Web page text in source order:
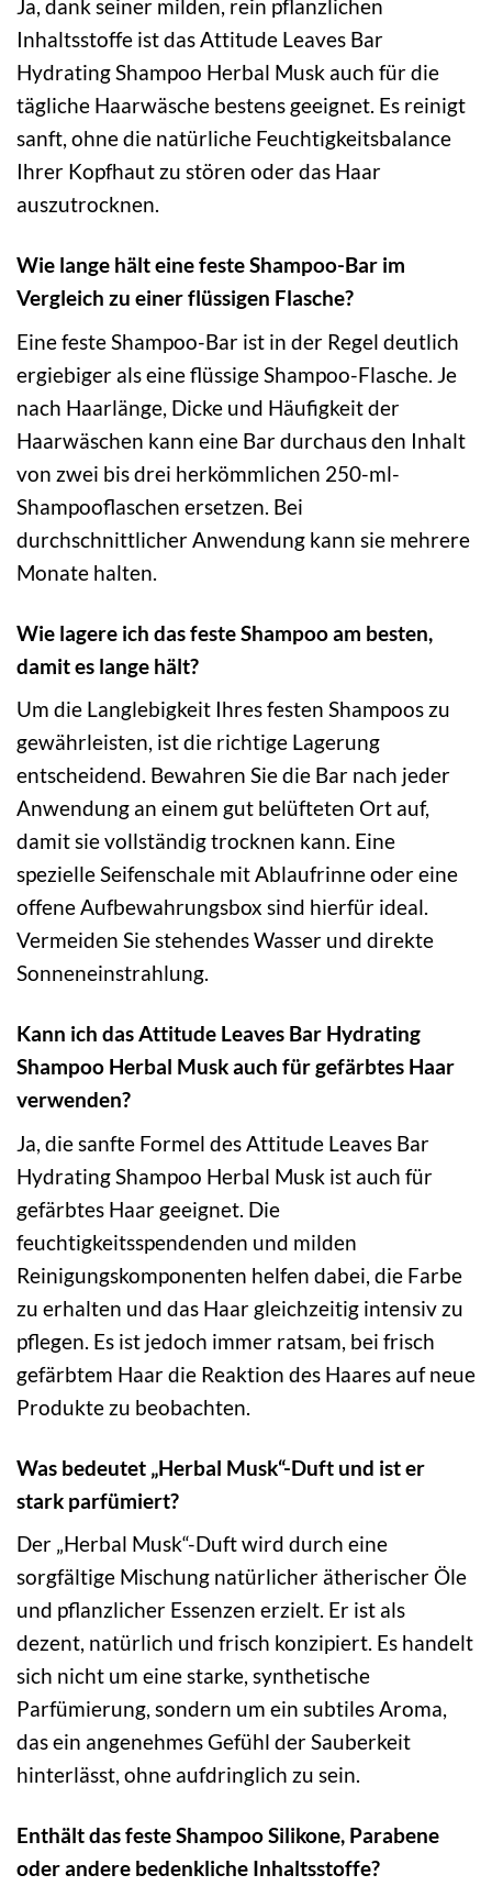
Ja, dank seiner milden, rein pflanzlichen
Inhaltsstoffe ist das Attitude Leaves Bar
Hydrating Shampoo Herbal Musk auch für die
tägliche Haarwäsche bestens geeignet. Es reinigt
sanft, ohne die natürliche Feuchtigkeitsbalance
Ihrer Kopfhaut zu stören oder das Haar
auszutrocknen.
Wie lange hält eine feste Shampoo-Bar im
Vergleich zu einer flüssigen Flasche?
Eine feste Shampoo-Bar ist in der Regel deutlich
ergiebiger als eine flüssige Shampoo-Flasche. Je
nach Haarlänge, Dicke und Häufigkeit der
Haarwäschen kann eine Bar durchaus den Inhalt
von zwei bis drei herkömmlichen 250-ml-
Shampooflaschen ersetzen. Bei
durchschnittlicher Anwendung kann sie mehrere
Monate halten.
Wie lagere ich das feste Shampoo am besten,
damit es lange hält?
Um die Langlebigkeit Ihres festen Shampoos zu
gewährleisten, ist die richtige Lagerung
entscheidend. Bewahren Sie die Bar nach jeder
Anwendung an einem gut belüfteten Ort auf,
damit sie vollständig trocknen kann. Eine
spezielle Seifenschale mit Ablaufrinne oder eine
offene Aufbewahrungsbox sind hierfür ideal.
Vermeiden Sie stehendes Wasser und direkte
Sonneneinstrahlung.
Kann ich das Attitude Leaves Bar Hydrating
Shampoo Herbal Musk auch für gefärbtes Haar
verwenden?
Ja, die sanfte Formel des Attitude Leaves Bar
Hydrating Shampoo Herbal Musk ist auch für
gefärbtes Haar geeignet. Die
feuchtigkeitsspendenden und milden
Reinigungskomponenten helfen dabei, die Farbe
zu erhalten und das Haar gleichzeitig intensiv zu
pflegen. Es ist jedoch immer ratsam, bei frisch
gefärbtem Haar die Reaktion des Haares auf neue
Produkte zu beobachten.
Was bedeutet „Herbal Musk“-Duft und ist er
stark parfümiert?
Der „Herbal Musk“-Duft wird durch eine
sorgfältige Mischung natürlicher ätherischer Öle
und pflanzlicher Essenzen erzielt. Er ist als
dezent, natürlich und frisch konzipiert. Es handelt
sich nicht um eine starke, synthetische
Parfümierung, sondern um ein subtiles Aroma,
das ein angenehmes Gefühl der Sauberkeit
hinterlässt, ohne aufdringlich zu sein.
Enthält das feste Shampoo Silikone, Parabene
oder andere bedenkliche Inhaltsstoffe?